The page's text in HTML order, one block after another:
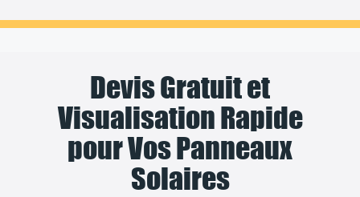
Devis Gratuit et
Visualisation Rapide
pour Vos Panneaux
Solaires